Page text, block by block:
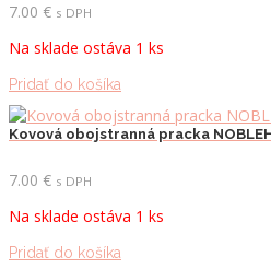
7.00 € s DPH
Na sklade ostáva 1 ks
Pridať do košíka
Kovová obojstranná pracka
7.00 € s DPH
Na sklade ostáva 1 ks
Pridať do košíka